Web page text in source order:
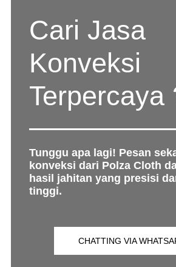
Cari Jasa
Konveksi
Terpercaya
Tunggu apa lagi! Pesan
konveksi dari Polza Cloth
hasil jahitan yang presisi
tinggi.
CHATTING VIA